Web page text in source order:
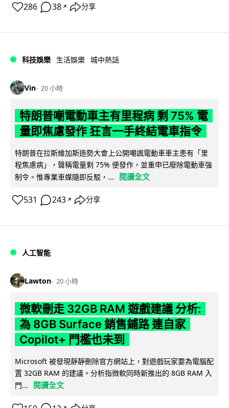
286 38 ↗ 分享
科技娛樂 生活娛樂 城中熱話
Vin 20 小時
特朗普嘲電動車主有里程病 剩 75% 電
量即焦慮發作 狂言一手終結電車指令
特朗普在拉斯維加斯造勢大會上公開嘲諷電動車車主患有「里
程焦慮病」，聲稱電量剩 75% 便發作，並重申已廢除電動車強
制令。惟專業車媒隨即反駁，...
閱讀全文
531 243 ↗ 分享
人工智能
Lawton 20 小時
微軟刪走 32GB RAM 遊戲建議 分析:
為 8GB Surface 銷售鋪路 連自家
Copilot+ 門檻也未到
Microsoft 被發現靜靜刪除官方網站上，對遊戲玩家要為電腦配
置 32GB RAM 的建議。分析指微軟同時新推出的 8GB RAM 入
門...
閱讀全文